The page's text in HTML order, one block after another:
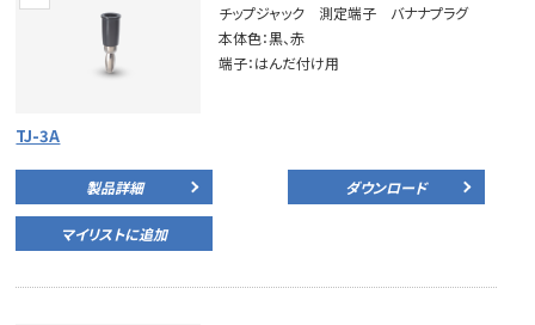
TJ-3A
チップジャック 測定端子 バナナプラグ
本体色：黒、赤
端子：はんだ付け用
製品詳細 ダウンロード
マイリストに追加